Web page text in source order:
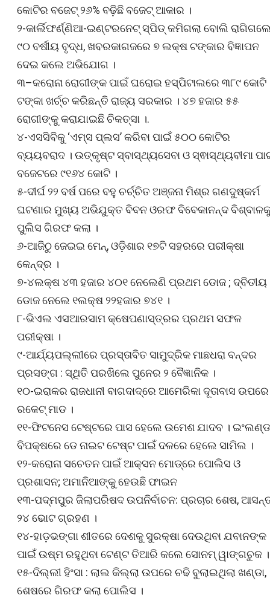
କୋଟିର ବଜେଟ୍ ୨୬% ବଢ଼ିଛି ବଜେଟ୍ ଆକାର ।
୨-କାର୍ଲିଫର୍ଣ୍ଣିଆ-ଇଣ୍ଟରନେଟ୍ ସ୍ପିଡ୍ କମିଗଲା ବୋଲି
୯୦ ବର୍ଷୀୟ ବୃଦ୍ଧ, ଖବରକାଗଜରେ ୭ ଲକ୍ଷ ଟଙ୍କାର ବିଜ୍ଞାପନ
ଦେଇ କଲେ ଅଭିଯୋଗ ।
୩–କରୋନା ରୋଗୀଙ୍କ ପାଇଁ ଘରୋଇ ହସ୍ପିଟାଲରେ ୩୮୯ କୋଟି
ଟଙ୍କା ଖର୍ଚ୍ଚ କରିଛନ୍ତି ରାଜ୍ୟ ସରକାର । ୪୭ ହଜାର ୫୫
ରୋଗୀଙ୍କୁ କରାଯାଇଛି ଚିକତ୍ସା ।.
୪-ଏସସିବିକୁ ‘ଏମ୍ସ ପ୍ଲସ’ କରିବା ପାଇଁ ୫୦୦ କୋଟିର
ବ୍ୟୟବରାଦ । ଉତ୍କୃଷ୍ଟ ସ୍ବାସ୍ଥ୍ୟସେବା ଓ ସ୍ଵାସ୍ଥ୍ୟବୀମା
ବଜେଟରେ ୯୧୬୪ କୋଟି ।
୫-ଦୀର୍ଘ ୨୨ ବର୍ଷ ପରେ ବହୁ ଚର୍ଚ୍ଚିତ ଅଞ୍ଜନା ମିଶ୍ର ଗଣଦୁଷ୍କର୍ମ
ଘଟଣାର ମୁଖ୍ୟ ଅଭିଯୁକ୍ତ ବିବନ ଓରଫ ବିବେକାନନ୍ଦ
ପୁଲିସ ଗିରଫ କଲା ।
୬-ଆଜିଠୁ ଜେଇଇ ମେନ୍‌, ଓଡ଼ିଶାର ୧୭ଟି ସହରରେ ପରୀକ୍ଷା
କେନ୍ଦ୍ର ।
୭-୪ଲକ୍ଷ ୪୩ ହଜାର ୪୦୧ ନେଲେଣି ପ୍ରଥମ ଡୋଜ ; ଦ୍ବିତୀୟ
ଡୋଜ ନେଲେ ୧ଲକ୍ଷ ୨୨ହଜାର ୭୪୧ ।
୮-ଭିଏଲ ଏସଆରସାମ କ୍ଷେପଣାସ୍ତ୍ରର ପ୍ରଥମ ସଫଳ
ପରୀକ୍ଷା ।
୯-ଆର୍ଯ୍ୟପଲ୍ଲୀରେ ପ୍ରସ୍ତାବିତ ସାମୁଦ୍ରିକ ମାଛଧରା ବନ୍ଦର
ପ୍ରସଙ୍ଗ : ସ୍ଥିତି ପରଖିଲେ ପୁନେର ୨ ବୈଜ୍ଞାନିକ ।
୧୦-ଇରାକର ରାଜଧାନୀ ବାଗଦାଦ୍‌ରେ ଆମେରିକା ଦୂତାବାସ ଉପରେ
ରକେଟ୍ ମାଡ ।
୧୧-ଫିଟନେସ ଟେଷ୍ଟରେ ପାସ ହେଲେ ଉମେଶ ଯାଦବ । ଇଂଲଣ୍ଡ
ବିପକ୍ଷରେ ଡେ ନାଇଟ ଟେଷ୍ଟ ପାଇଁ ଦଳରେ ହେଲେ ସାମିଲ ।
୧୨-କରୋନା ସଚେତନ ପାଇଁ ଆକ୍ସନ ମୋଡ୍‌ରେ ପୋଲିସ ଓ
ପ୍ରଶାସନ; ଅମାନିଆଙ୍କୁ ହେଉଛି ଫାଇନ
୧୩-ପଦ୍ମପୁର ଜିଲାପରିଷଦ ଉପନିର୍ବାଚନ: ପ୍ରଚାର ଶେଷ,
୨୪ ଭୋଟ ଗ୍ରହଣ ।
୧୪-ହାଡ଼ଭଙ୍ଗା ଶୀତରେ ଦେଶକୁ ସୁରକ୍ଷା ଦେଉଥିବା ଯବାନଙ୍କ
ପାଇଁ ଉଷ୍ମ ରହୁଥିବା ଟେଣ୍ଟ ତିଆରି କଲେ ସୋନମ୍ ୱାଙ୍ଗଚୁକ ।
୧୫-ଦିଲ୍ଲୀ ହିଂସା : ଲାଲ କିଲ୍ଲା ଉପରେ ଚଢି ବୁଲାଇଥିଲା ଖଣ୍ଡା,
ଶେଷରେ ଗିରଫ କଲା ପୋଲିସ ।